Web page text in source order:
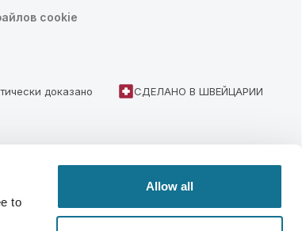
to
Allow all
cookie
доказано СДЕЛАНО В ШВЕЙЦАРИИ